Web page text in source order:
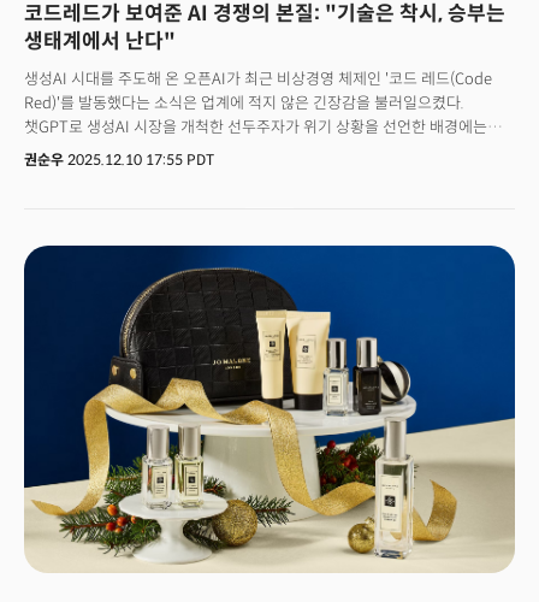
코드레드가 보여준 AI 경쟁의 본질: "기술은 착시, 승부는
생태계에서 난다"
생성AI 시대를 주도해 온 오픈AI가 최근 비상경영 체제인 '코드 레드(Code
Red)'를 발동했다는 소식은 업계에 적지 않은 긴장감을 불러일으켰다.
챗GPT로 생성AI 시장을 개척한 선두주자가 위기 상황을 선언한 배경에는
전통적인 AI 강자 구글이 있다. 구글의 제미나이(Gemini)가 예상보다 훨씬
제미나이 3, 나노바나나 프로 등 최신 모델들은 오픈AI는 물론 메타,
앤트로픽을 포함한 주요 경쟁사들을 제치고 있는 형국이다.이제 AI 업계는
기술력을 넘어 비즈니스 모델, 전력 인프라, 유통망, 규제 대응을 아우르는
총체적 경쟁 구도로 빠르게 재편되고 있다. AI 시대의 승자는 더 이상 벤치마크
점수만으로 결정되지 않는다. 진짜 승부는 누가 더 오래 버티고, 더 견고한
생태계와 실질적인 수익 모델을 구축하느냐에 달려 있다. 싸움은 누가 더 오래
버티고, 더 깊은 생태계와 실질적 수익 모델을 구축하느냐에 달려 있다.👉 왜
구글 TPU가 뜰까?... 총소유비용·아키텍처가 패러다임 바꾼다
권순우 2025.12.10 17:55 PDT